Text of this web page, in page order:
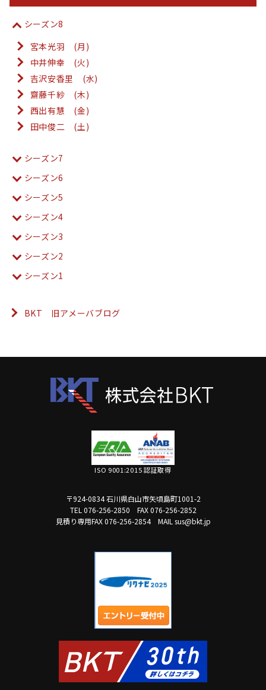
シーズン8
宮本光羽 (月)
中井伸幸 (火)
吉沢安香里 (水)
齋藤千紗 (木)
西出有慧 (金)
田中俊二 (土)
シーズン7
シーズン6
シーズン5
シーズン4
シーズン3
シーズン2
シーズン1
BKT 旧アメーバブログ
ISO 9001:2015 認証取得
〒924-0834 石川県白山市矢頃島町1001-2
TEL 076-256-2850
FAX 076-256-2852
見積り専用FAX 076-256-2854
MAIL sus@bkt.jp